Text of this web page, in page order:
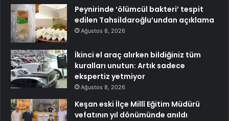
Peynirinde ‘ölümcül bakteri’ tespit
edilen Tahsildaroğlu’undan açıklama
Ağustos 8, 2026
İkinci el araç alırken bildiğiniz tüm
kuralları unutun: Artık sadece
ekspertiz yetmiyor
Ağustos 8, 2026
Keşan eski İlçe Millî Eğitim Müdürü
vefatının yıl dönümünde anıldı